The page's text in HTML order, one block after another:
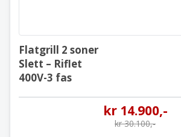
Flatgrill 2 soner
Slett – Riflet
400V-3 fas
kr14.900,-
kr30.100,-